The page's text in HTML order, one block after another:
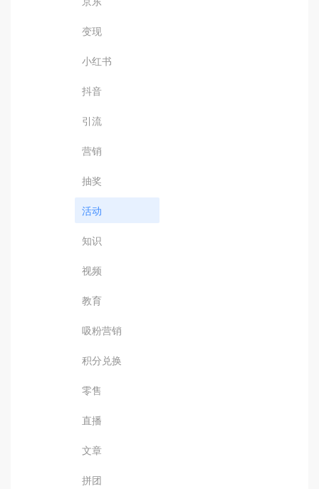
变现
小红书
抖音
引流
营销
抽奖
活动
知识
视频
教育
吸粉营销
积分兑换
零售
直播
文章
拼团